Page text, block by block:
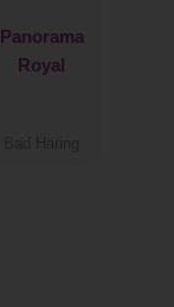
Panorama
Royal